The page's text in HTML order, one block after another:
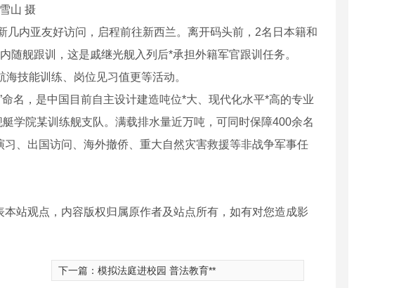
山 摄
内亚友好访问，启程前往新西兰。离开码头前，2名日本籍和
随舰跟训，这是戚继光舰入列后*承担外籍军官跟训任务。
技能训练、岗位见习值更等活动。
，是中国目前自主设计建造吨位*大、现代化水平*高的专业
学院某训练舰支队。满载排水量近万吨，可同时保障400余名
、出国访问、海外撤侨、重大自然灾害救援等非战争军事任
站观点，内容版权归属原作者及站点所有，如有对您造成影
下一篇： 模拟法庭进校园 普法教育**